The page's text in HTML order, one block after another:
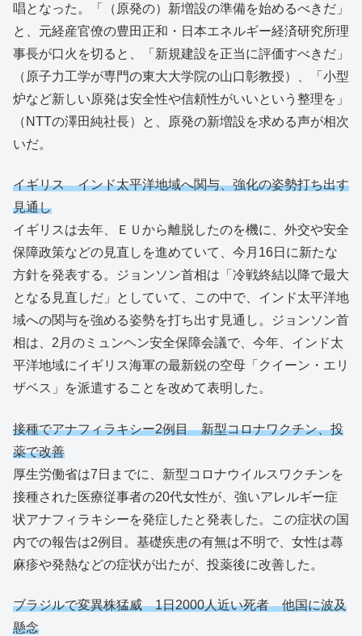
唱となった。「（原発の）新増設の準備を始めるべきだ」
と、元経産官僚の豊田正和・日本エネルギー経済研究所理
事長が口火を切ると、「新規建設を正当に評価すべきだ」
（原子力工学が専門の東大大学院の山口彰教授）、「小型
炉など新しい原発は安全性や信頼性がいいという整理を」
（NTTの澤田純社長）と、原発の新増設を求める声が相次
いだ。
イギリス インド太平洋地域へ関与、強化の姿勢打ち出す
見通し
イギリスは去年、ＥＵから離脱したのを機に、外交や安全
保障政策などの見直しを進めていて、今月16日に新たな
方針を発表する。ジョンソン首相は「冷戦終結以降で最大
となる見直しだ」としていて、この中で、インド太平洋地
域への関与を強める姿勢を打ち出す見通し。ジョンソン首
相は、2月のミュンヘン安全保障会議で、今年、インド太
平洋地域にイギリス海軍の最新鋭の空母「クイーン・エリ
ザベス」を派遣することを改めて表明した。
接種でアナフィラキシー2例目 新型コロナワクチン、投
薬で改善
厚生労働省は7日までに、新型コロナウイルスワクチンを
接種された医療従事者の20代女性が、強いアレルギー症
状アナフィラキシーを発症したと発表した。この症状の国
内での報告は2例目。基礎疾患の有無は不明で、女性は蕁
麻疹や発熱などの症状が出たが、投薬後に改善した。
ブラジルで変異株猛威 1日2000人近い死者 他国に波及
懸念